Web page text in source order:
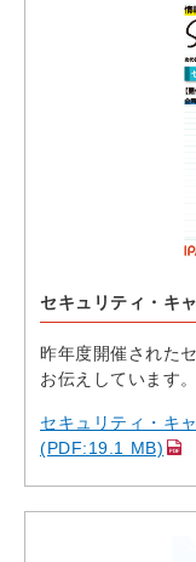
セキュリティ・キ
昨年度開催された
お伝えしています。
セキュリティ・キ
(PDF:19.1 MB)